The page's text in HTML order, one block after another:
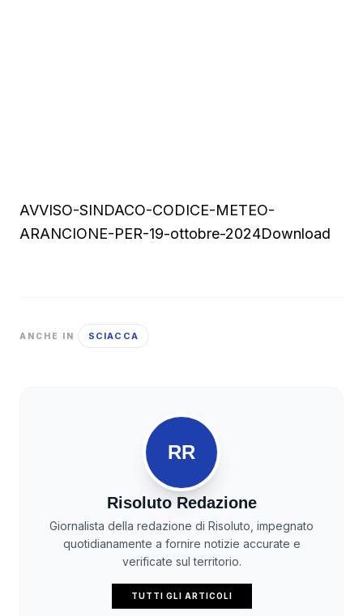
AVVISO-SINDACO-CODICE-METEO-
ARANCIONE-PER-19-ottobre-2024Download
ANCHE IN SCIACCA
RR
Risoluto Redazione
Giornalista della redazione di Risoluto, impegnato
quotidianamente a fornire notizie accurate e
verificate sul territorio.
TUTTI GLI ARTICOLI